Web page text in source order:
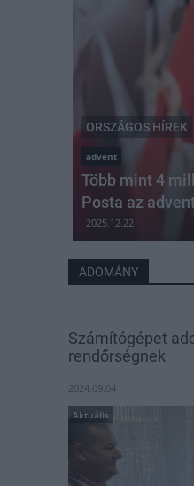
ORSZÁGOS HÍREK
advent
Több mint 4
Posta az
2025.12.22
ADOMÁNY
Számítógépet
rendőrségnek
2024.09.04
Aktuális